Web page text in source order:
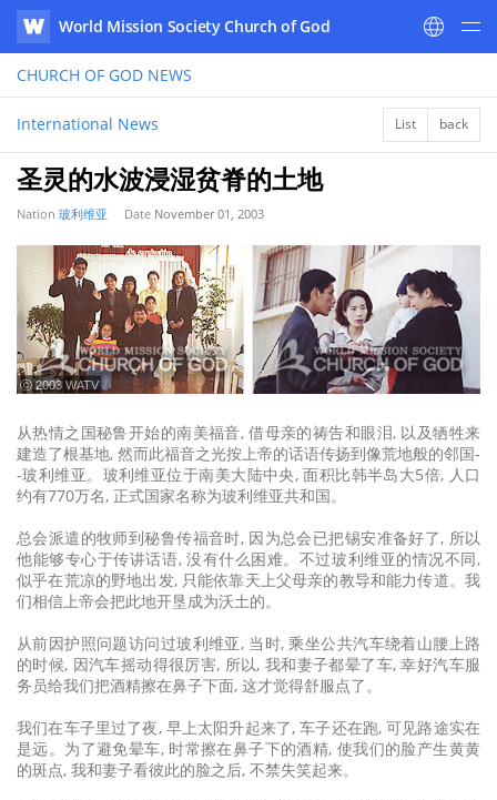
WATV
World Mission Society Church of God
CHURCH OF GOD NEWS
International News List back
圣灵的水波浸湿贫脊的土地
Nation 玻利维亚 Date November 01, 2003
ⓒ 2003 WATV
从热情之国秘鲁开始的南美福音, 借母亲的祷告和眼泪, 以及牺牲来
建造了根基地, 然而此福音之光按上帝的话语传扬到像荒地般的邻国-
-玻利维亚。玻利维亚位于南美大陆中央, 面积比韩半岛大5倍, 人口
约有770万名, 正式国家名称为玻利维亚共和国。
总会派遣的牧师到秘鲁传福音时, 因为总会已把锡安准备好了, 所以
他能够专心于传讲话语, 没有什么困难。不过玻利维亚的情况不同,
似乎在荒凉的野地出发, 只能依靠天上父母亲的教导和能力传道。我
们相信上帝会把此地开垦成为沃土的。
从前因护照问题访问过玻利维亚, 当时, 乘坐公共汽车绕着山腰上路
的时候, 因汽车摇动得很厉害, 所以, 我和妻子都晕了车, 幸好汽车服
务员给我们把酒精擦在鼻子下面, 这才觉得舒服点了。
我们在车子里过了夜, 早上太阳升起来了, 车子还在跑, 可见路途实在
是远。为了避免晕车, 时常擦在鼻子下的酒精, 使我们的脸产生黄黄
的斑点, 我和妻子看彼此的脸之后, 不禁失笑起来。